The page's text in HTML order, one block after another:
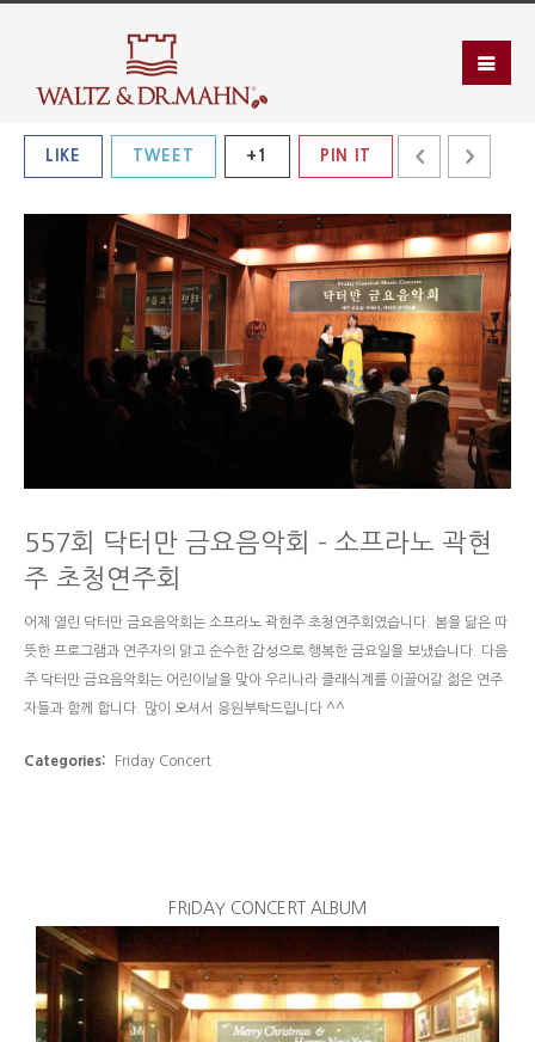
LIKE TWEET +1 PIN IT
557회 닥터만 금요음악회 – 소프라노 곽현
주 초청연주회
어제 열린 닥터만 금요음악회는 소프라노 곽현주 초청연주회였습니다. 봄을 닮은 따
뜻한 프로그램과 연주자의 맑고 순수한 감성으로 행복한 금요일을 보냈습니다. 다음
주 닥터만 금요음악회는 어린이날을 맞아 우리나라 클래식계를 이끌어갈 젊은 연주
자들과 함께 합니다. 많이 오셔서 응원부탁드립니다 ^^
Categories: Friday Concert
FRIDAY CONCERT ALBUM